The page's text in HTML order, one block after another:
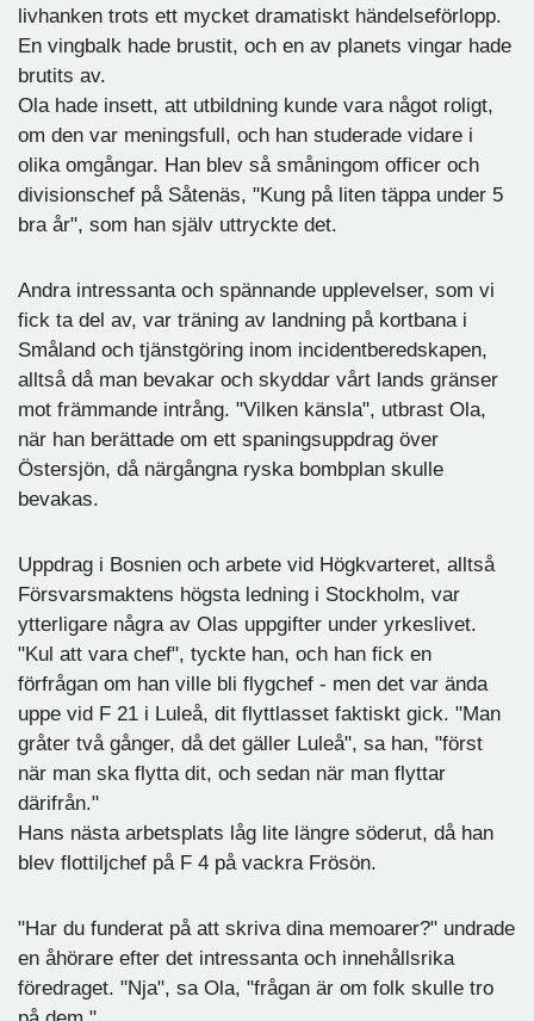
livhanken trots ett mycket dramatiskt händelseförlopp.
En vingbalk hade brustit, och en av planets vingar hade
brutits av.
Ola hade insett, att utbildning kunde vara något roligt,
om den var meningsfull, och han studerade vidare i
olika omgångar. Han blev så småningom officer och
divisionschef på Såtenäs, "Kung på liten täppa under 5
bra år", som han själv uttryckte det.
Andra intressanta och spännande upplevelser, som vi
fick ta del av, var träning av landning på kortbana i
Småland och tjänstgöring inom incidentberedskapen,
alltså då man bevakar och skyddar vårt lands gränser
mot främmande intrång. "Vilken känsla", utbrast Ola,
när han berättade om ett spaningsuppdrag över
Östersjön, då närgångna ryska bombplan skulle
bevakas.
Uppdrag i Bosnien och arbete vid Högkvarteret, alltså
Försvarsmaktens högsta ledning i Stockholm, var
ytterligare några av Olas uppgifter under yrkeslivet.
"Kul att vara chef", tyckte han, och han fick en
förfrågan om han ville bli flygchef - men det var ända
uppe vid F 21 i Luleå, dit flyttlasset faktiskt gick. "Man
gråter två gånger, då det gäller Luleå", sa han, "först
när man ska flytta dit, och sedan när man flyttar
därifrån."
Hans nästa arbetsplats låg lite längre söderut, då han
blev flottiljchef på F 4 på vackra Frösön.
"Har du funderat på att skriva dina memoarer?" undrade
en åhörare efter det intressanta och innehållsrika
föredraget. "Nja", sa Ola, "frågan är om folk skulle tro